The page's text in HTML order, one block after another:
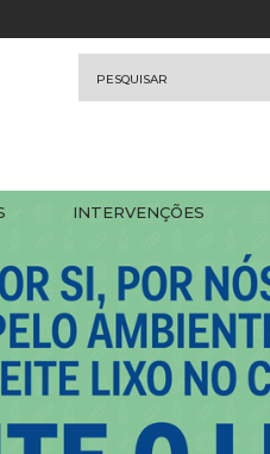
INTERVENÇÕES